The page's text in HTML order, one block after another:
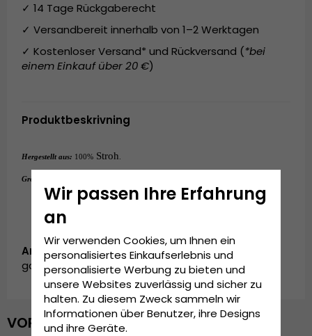
✓ 14 Tage Rückgaberecht
✓ Versandbereit innerhalb von 1–2 Werktagen
✓ Kostenloser Versand* und Rückversand (*bei
einem Einkauf über 20 €)
Produktbeskrivning
Hergestellt aus: 100% Stroh
Grösseninformationen:
Artikelnummer:
garda.visor-natural
VOR KURZEM ANGESEHEN
Wir passen Ihre Erfahrung
an
Wir verwenden Cookies, um Ihnen ein
personalisiertes Einkaufserlebnis und
personalisierte Werbung zu bieten und
unsere Websites zuverlässig und sicher zu
halten. Zu diesem Zweck sammeln wir
Informationen über Benutzer, ihre Designs
und ihre Geräte.